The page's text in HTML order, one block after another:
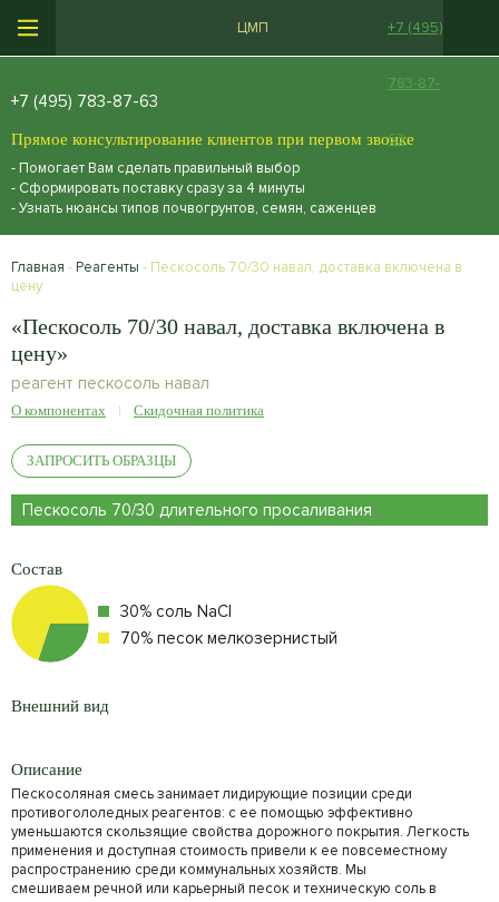
ЦМП +7 (495)
783-87-
63
+7 (495) 783-87-63
Прямое консультирование клиентов при первом звонке
- Помогает Вам сделать правильный выбор
- Сформировать поставку сразу за 4 минуты
- Узнать нюансы типов почвогрунтов, семян, саженцев
Главная - Реагенты - Пескосоль 70/30 навал, доставка включена в
цену
«Пескосоль 70/30 навал, доставка включена в
цену»
реагент пескосоль навал
О компонентах Скидочная политика
ЗАПРОСИТЬ ОБРАЗЦЫ
Пескосоль 70/30 длительного просаливания
Состав
30% соль NaCl
70% песок мелкозернистый
Внешний вид
Описание
Пескосоляная смесь занимает лидирующие позиции среди
противогололедных реагентов: с ее помощью эффективно
уменьшаются скользящие свойства дорожного покрытия. Легкость
применения и доступная стоимость привели к ее повсеместному
распространению среди коммунальных хозяйств. Мы
смешиваем речной или карьерный песок и техническую соль в